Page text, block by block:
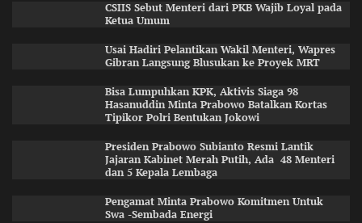
CSIIS Sebut Menteri dari PKB Wajib Loyal pada
Ketua Umum
Usai Hadiri Pelantikan Wakil Menteri, Wapres
Gibran Langsung Blusukan ke Proyek MRT
Bisa Lumpuhkan KPK, Aktivis Siaga 98
Hasanuddin Minta Prabowo Batalkan Kortas
Tipikor Polri Bentukan Jokowi
Presiden Prabowo Subianto Resmi Lantik
Jajaran Kabinet Merah Putih, Ada 48 Menteri
dan 5 Kepala Lembaga
Pengamat Minta Prabowo Komitmen Untuk
Swa -Sembada Energi